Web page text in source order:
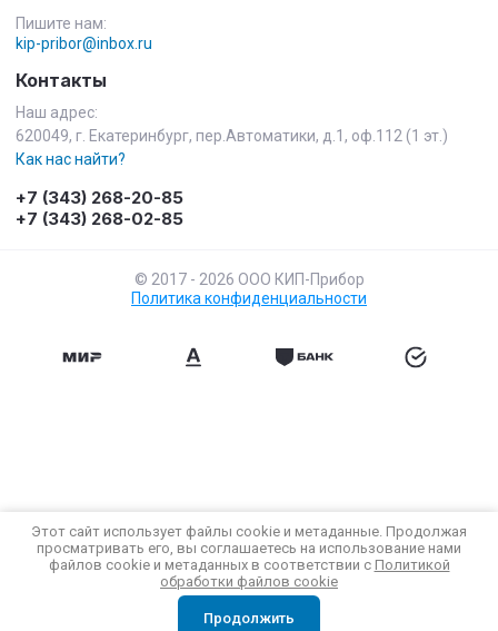
Пишите нам:
kip-pribor@inbox.ru
Контакты
Наш адрес:
620049, г. Екатеринбург, пер.Автоматики, д.1, оф.112 (1 эт.)
Как нас найти?
+7 (343) 268-20-85
+7 (343) 268-02-85
© 2017 - 2026 ООО КИП-Прибор
Политика конфиденциальности
Этот сайт использует файлы cookie и метаданные. Продолжая
просматривать его, вы соглашаетесь на использование нами
файлов cookie и метаданных в соответствии с Политикой
обработки файлов cookie
Продолжить